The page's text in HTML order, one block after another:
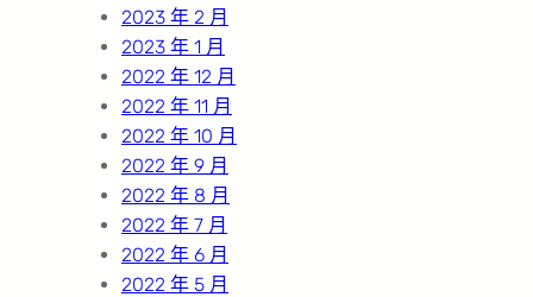
2023 年 2 月
2023 年 1 月
2022 年 12 月
2022 年 11 月
2022 年 10 月
2022 年 9 月
2022 年 8 月
2022 年 7 月
2022 年 6 月
2022 年 5 月